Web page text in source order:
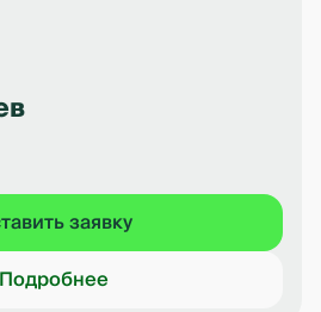
заявку
Подробнее